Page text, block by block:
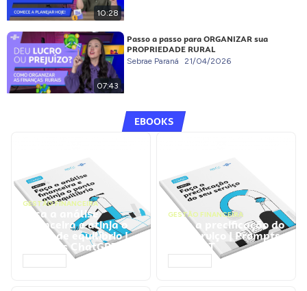
10:28
07:43
Passo a passo para ORGANIZAR sua
PROPRIEDADE RURAL
Sebrae Paraná 21/04/2026
EBOOKS
GESTÃO FINANCEIRA
Faça a análise
financeira e atinja o
ponto de equilíbrio |
Prompts ChatGPT
GESTÃO FINANCEIRA
Faça a precificação do
seu serviço | Prompts
ChatGPT